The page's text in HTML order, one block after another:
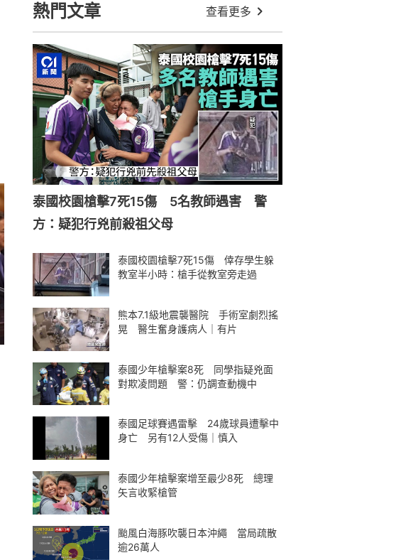
熱門文章 查看更多
泰國校園槍擊7死15傷 5名教師遇害 警
方：疑犯行兇前殺祖父母
泰國校園槍擊7死15傷 倖存學生躲
教室半小時：槍手從教室旁走過
熊本7.1級地震襲醫院 手術室劇烈搖
晃 醫生奮身護病人｜有片
泰國少年槍擊案8死 同學指疑兇面
對欺凌問題 警：仍調查動機中
泰國足球賽遇雷擊 24歲球員遭擊中
身亡 另有12人受傷｜慎入
泰國少年槍擊案增至最少8死 總理
矢言收緊槍管
颱風白海豚吹襲日本沖繩 當局疏散
逾26萬人